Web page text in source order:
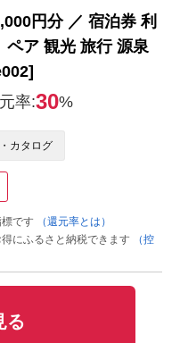
円分 ／ 宿泊券 利
ペア 観光 旅行 源泉
率:30%
カタログ
です
（還元率とは）
にふるさと納税できます
（控
る